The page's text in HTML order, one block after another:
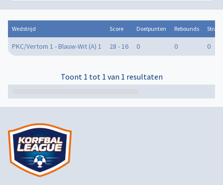
Wedstrijd Score Doelpunten Rebounds
PKC/Vertom 1 - Blauw-Wit (A) 1 28 - 16 0 0 0
Toont 1 tot 1 van 1 resultaten